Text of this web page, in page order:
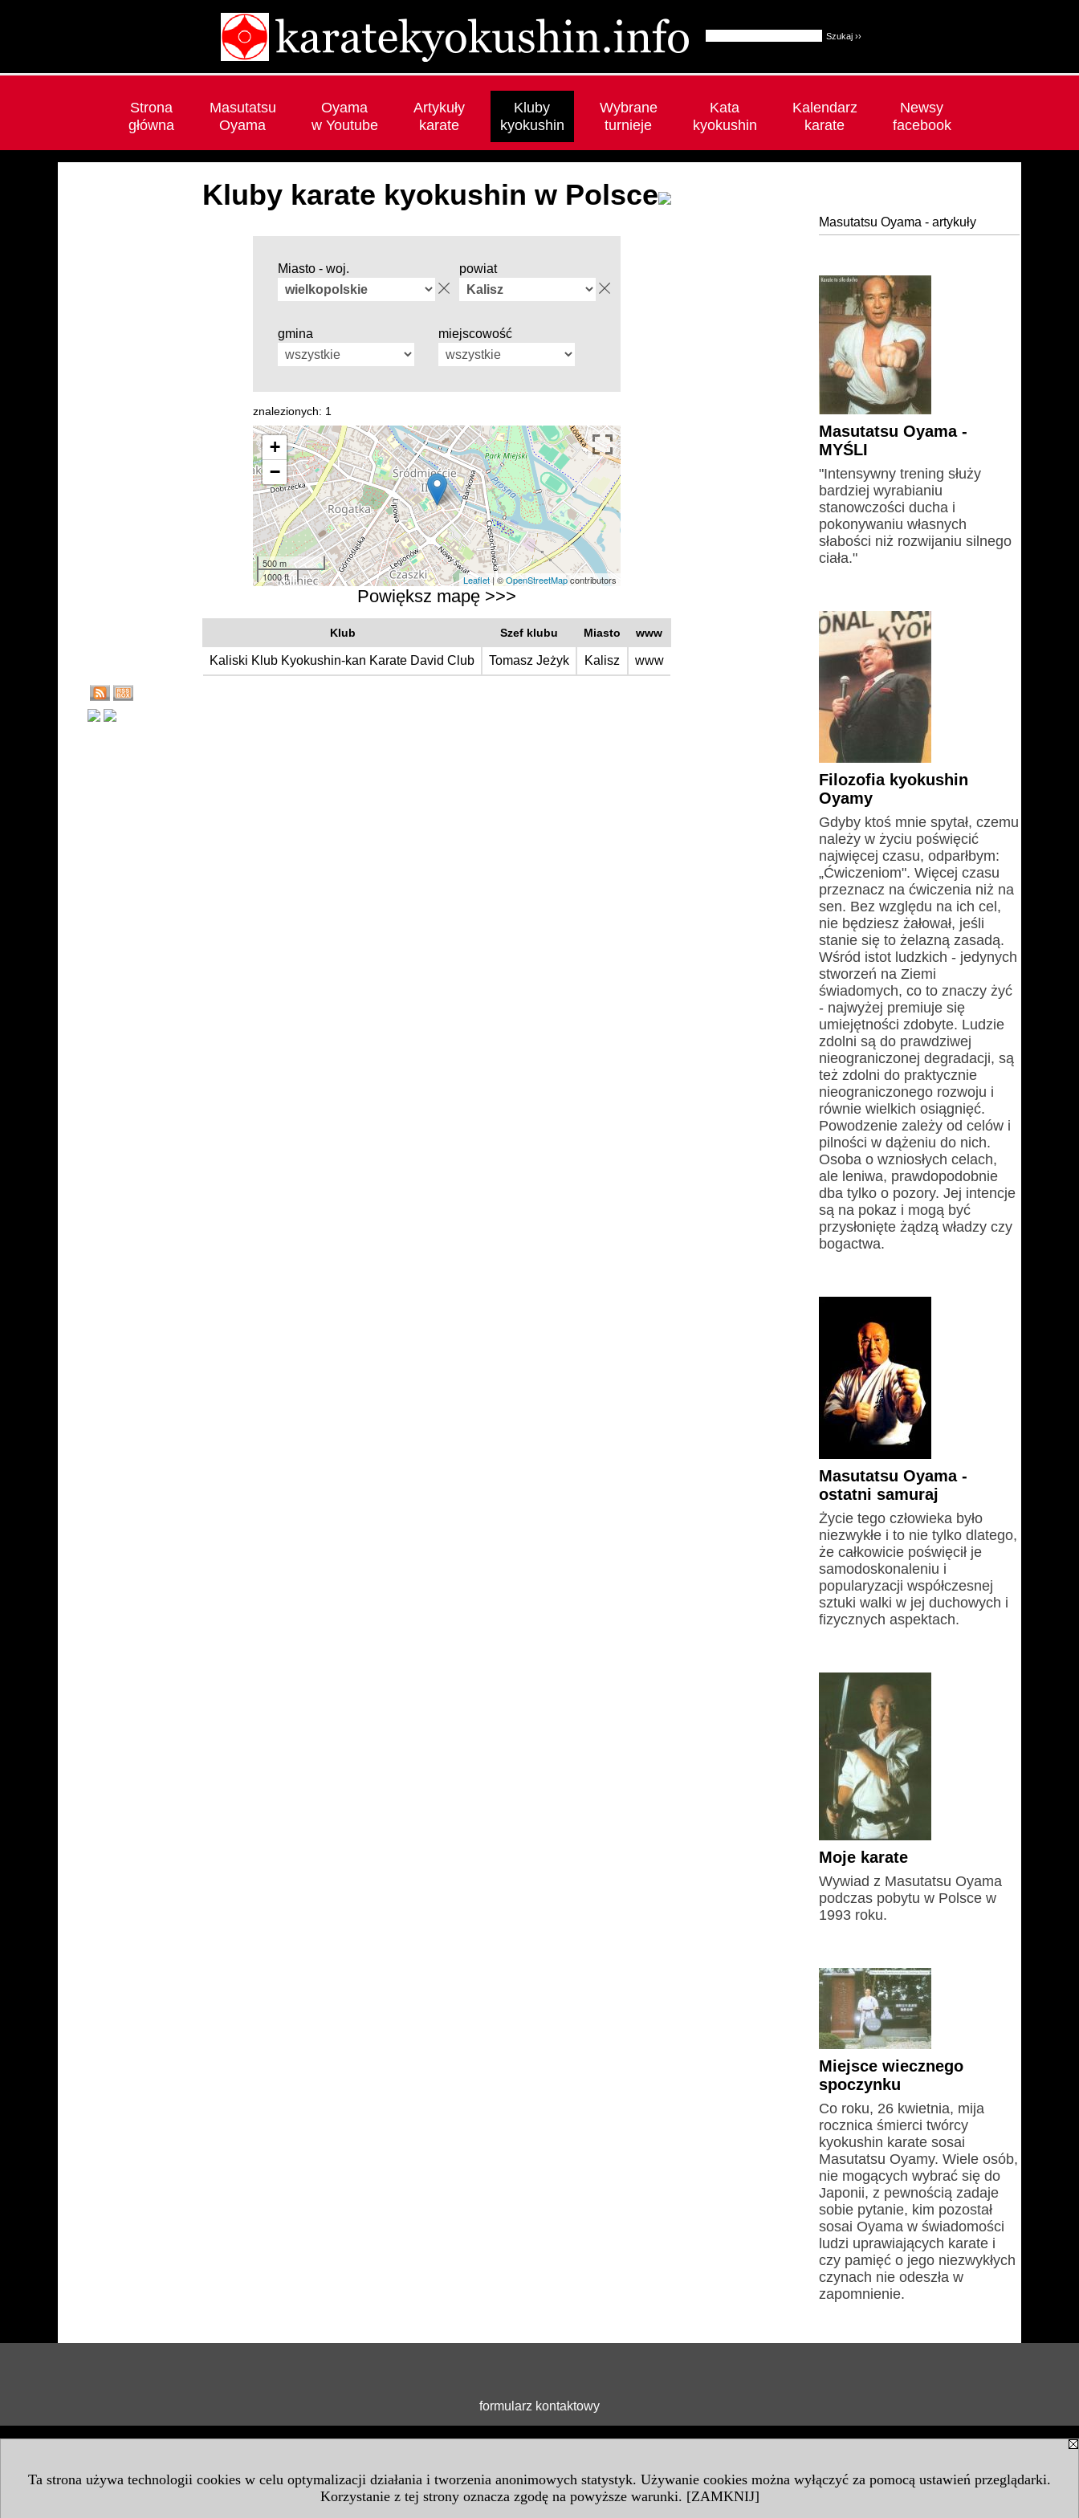
Ta strona używa technologii cookies w celu optymalizacji działania i tworzenia anonimowych statystyk. Używanie cookies można wyłączyć za pomocą ustawień przeglądarki.
Korzystanie z tej strony oznacza zgodę na powyższe warunki. [ZAMKNIJ]
Strona
główna
Masutatsu
Oyama
Oyama
w Youtube
Artykuły
karate
Kluby
kyokushin
Wybrane
turnieje
Kata
kyokushin
Kalendarz
karate
Newsy
facebook
Kluby karate kyokushin w Polsce
Miasto - woj. powiat
gmina miejscowość
znalezionych: 1
+
−
500 m
1000 ft
Leaflet| ©OpenStreetMapcontributors
Powiększ mapę >>>
Klub Szef klubu Miasto www
Kaliski Klub Kyokushin-kan Karate David Club Tomasz Jeżyk Kalisz www
Masutatsu Oyama - artykuły
Masutatsu Oyama -
MYŚLI
"Intensywny trening służy
bardziej wyrabianiu
stanowczości ducha i
pokonywaniu własnych
słabości niż rozwijaniu silnego
ciała."
Filozofia kyokushin
Oyamy
Gdyby ktoś mnie spytał, czemu
należy w życiu poświęcić
najwięcej czasu, odparłbym:
„Ćwiczeniom". Więcej czasu
przeznacz na ćwiczenia niż na
sen. Bez względu na ich cel,
nie będziesz żałował, jeśli
stanie się to żelazną zasadą.
Wśród istot ludzkich - jedynych
stworzeń na Ziemi
świadomych, co to znaczy żyć
- najwyżej premiuje się
umiejętności zdobyte. Ludzie
zdolni są do prawdziwej
nieograniczonej degradacji, są
też zdolni do praktycznie
nieograniczonego rozwoju i
równie wielkich osiągnięć.
Powodzenie zależy od celów i
pilności w dążeniu do nich.
Osoba o wzniosłych celach,
ale leniwa, prawdopodobnie
dba tylko o pozory. Jej intencje
są na pokaz i mogą być
przysłonięte żądzą władzy czy
bogactwa.
Masutatsu Oyama -
ostatni samuraj
Życie tego człowieka było
niezwykłe i to nie tylko dlatego,
że całkowicie poświęcił je
samodoskonaleniu i
popularyzacji współczesnej
sztuki walki w jej duchowych i
fizycznych aspektach.
Moje karate
Wywiad z Masutatsu Oyama
podczas pobytu w Polsce w
1993 roku.
Miejsce wiecznego
spoczynku
Co roku, 26 kwietnia, mija
rocznica śmierci twórcy
kyokushin karate sosai
Masutatsu Oyamy. Wiele osób,
nie mogących wybrać się do
Japonii, z pewnością zadaje
sobie pytanie, kim pozostał
sosai Oyama w świadomości
ludzi uprawiających karate i
czy pamięć o jego niezwykłych
czynach nie odeszła w
zapomnienie.
formularz kontaktowy